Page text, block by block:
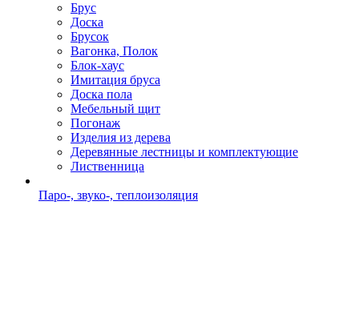
Брус
Доска
Брусок
Вагонка, Полок
Блок-хаус
Имитация бруса
Доска пола
Мебельный щит
Погонаж
Изделия из дерева
Деревянные лестницы и комплектующие
Лиственница
Паро-, звуко-, теплоизоляция